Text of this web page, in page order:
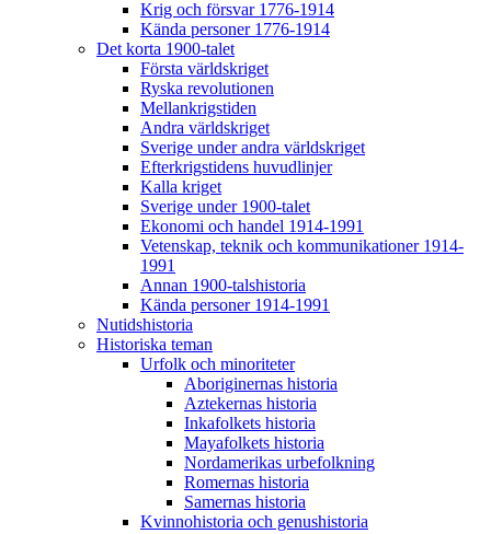
Krig och försvar 1776-1914
Kända personer 1776-1914
Det korta 1900-talet
Första världskriget
Ryska revolutionen
Mellankrigstiden
Andra världskriget
Sverige under andra världskriget
Efterkrigstidens huvudlinjer
Kalla kriget
Sverige under 1900-talet
Ekonomi och handel 1914-1991
Vetenskap, teknik och kommunikationer 1914-
1991
Annan 1900-talshistoria
Kända personer 1914-1991
Nutidshistoria
Historiska teman
Urfolk och minoriteter
Aboriginernas historia
Aztekernas historia
Inkafolkets historia
Mayafolkets historia
Nordamerikas urbefolkning
Romernas historia
Samernas historia
Kvinnohistoria och genushistoria